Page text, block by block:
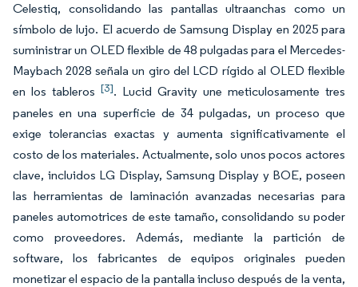
Celestiq, consolidando las pantallas ultraanchas como un
símbolo de lujo. El acuerdo de Samsung Display en 2025 para
suministrar un OLED flexible de 48 pulgadas para el Mercedes-
Maybach 2028 señala un giro del LCD rígido al OLED flexible
en los tableros [3]. Lucid Gravity une meticulosamente tres
paneles en una superficie de 34 pulgadas, un proceso que
exige tolerancias exactas y aumenta significativamente el
costo de los materiales. Actualmente, solo unos pocos actores
clave, incluidos LG Display, Samsung Display y BOE, poseen
las herramientas de laminación avanzadas necesarias para
paneles automotrices de este tamaño, consolidando su poder
como proveedores. Además, mediante la partición de
software, los fabricantes de equipos originales pueden
monetizar el espacio de la pantalla incluso después de la venta,